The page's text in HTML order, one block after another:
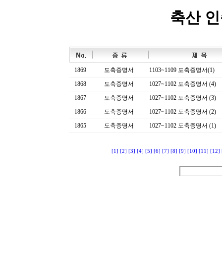
축산
1869 도축증명서
1103~1109 도축증명서(1)
1868
도축증명서
1027~1102 도축증명서 (4)
1867
도축증명서
1027~1102 도축증명서 (3)
1866
도축증명서
1027~1102 도축증명서 (2)
1865
도축증명서 1027~1102 도축증명서 (1)
[1] [2] [3] [4] [5] [6] [7] [8] [9] [10] [11] [12]